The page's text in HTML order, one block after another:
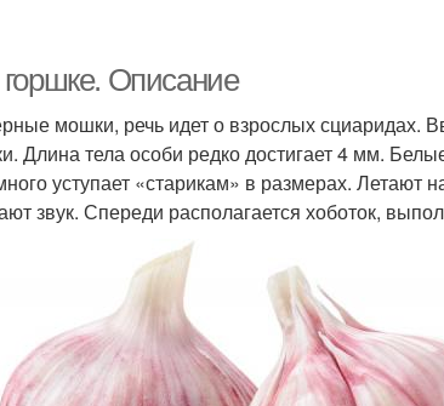
Описание
мошки, речь идет о взрослых сциаридах.
Длина тела особи редко достигает 4 мм.
уступает «старикам» в размерах.
звук. Спереди располагается хоботок,